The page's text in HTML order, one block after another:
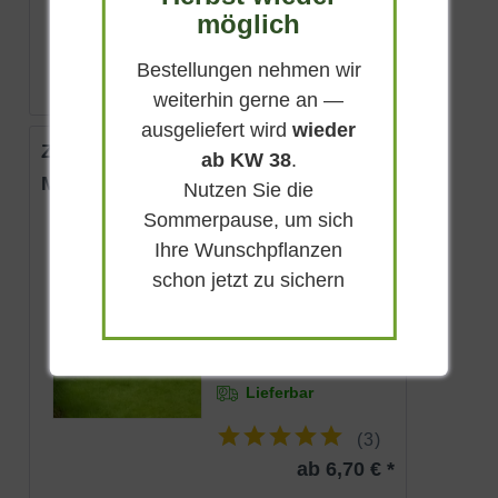
Zwerg-Chinaschilf 'Adagio'
Miscanthus sinensis 'Adagio'
Sommergrün
Silberweiß
Sonnig
Oktober
Lieferbar
(3)
ab 6,70 € *
möglich
Bestellungen nehmen wir
weiterhin gerne an —
ausgeliefert wirdwieder
ab KW 38.
Nutzen Sie die
Sommerpause, um sich
Ihre Wunschpflanzen
schon jetzt zu sichern